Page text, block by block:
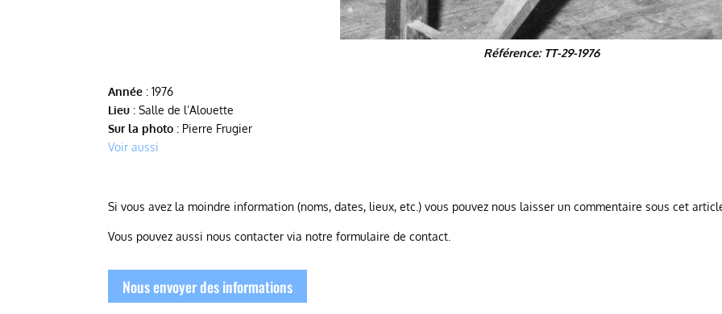
Référence: TT-29-1976
Année : 1976
Lieu : Salle de l’Alouette
Sur la photo : Pierre Frugier
Voir aussi
Si vous avez la moindre information (noms, dates, lieux, etc.) vous pouvez nous laisser un commentaire sous cet
Vous pouvez aussi nous contacter via notre formulaire de contact.
Nous envoyer des informations